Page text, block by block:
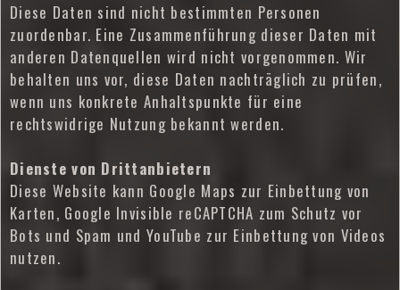
Diese Daten sind nicht bestimmten Personen
zuordenbar. Eine Zusammenführung dieser Daten mit
anderen Datenquellen wird nicht vorgenommen. Wir
behalten uns vor, diese Daten nachträglich zu prüfen,
wenn uns konkrete Anhaltspunkte für eine
rechtswidrige Nutzung bekannt werden.
Dienste von Drittanbietern
Diese Website kann Google Maps zur Einbettung von
Karten, Google Invisible reCAPTCHA zum Schutz vor
Bots und Spam und YouTube zur Einbettung von Videos
nutzen.